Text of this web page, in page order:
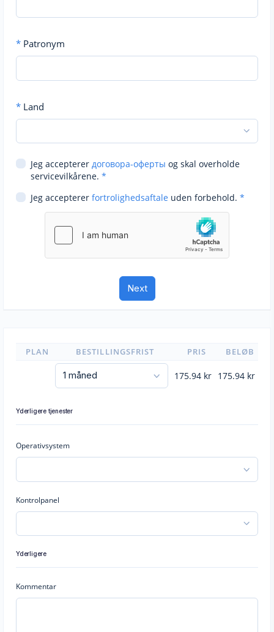
* Patronym
* Land
Jeg accepterer договора-оферты og skal overholde
servicevilkårene. *
Jeg accepterer fortrolighedsaftale uden forbehold. *
PLAN BESTILLINGSFRIST PRIS BELØB
175.94 kr 175.94 kr
Yderligere tjenester
Operativsystem
Kontrolpanel
Yderligere
Kommentar